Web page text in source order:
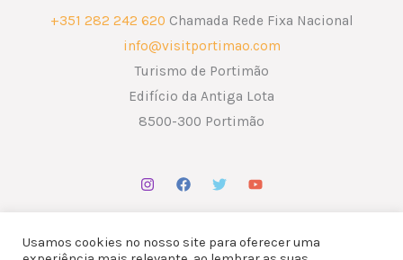
+351 282 242 620 Chamada Rede Fixa Nacional
info@visitportimao.com
Turismo de Portimão
Edifício da Antiga Lota
8500-300 Portimão
Usamos cookies no nosso site para oferecer uma